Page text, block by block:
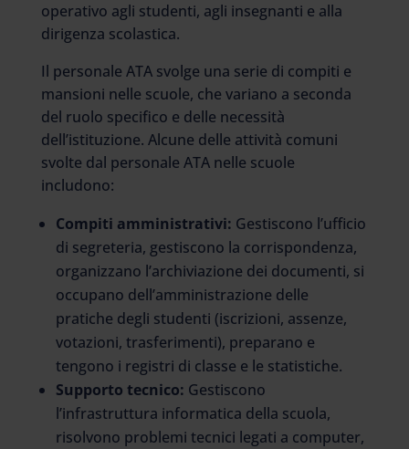
operativo agli studenti, agli insegnanti e alla
dirigenza scolastica.
Il personale ATA svolge una serie di compiti e
mansioni nelle scuole, che variano a seconda
del ruolo specifico e delle necessità
dell’istituzione. Alcune delle attività comuni
svolte dal personale ATA nelle scuole
includono:
Compiti amministrativi: Gestiscono l’ufficio
di segreteria, gestiscono la corrispondenza,
organizzano l’archiviazione dei documenti, si
occupano dell’amministrazione delle
pratiche degli studenti (iscrizioni, assenze,
votazioni, trasferimenti), preparano e
tengono i registri di classe e le statistiche.
Supporto tecnico: Gestiscono
l’infrastruttura informatica della scuola,
risolvono problemi tecnici legati a computer,